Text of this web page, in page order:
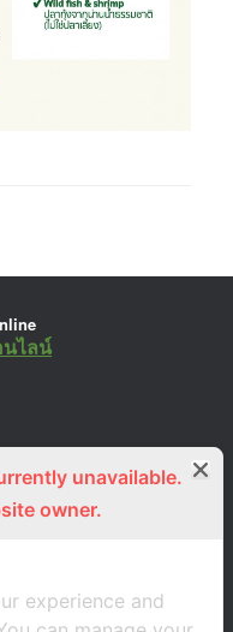
ไลน์
Cafe
นทรีย์
unavailable.
owner.
experience and